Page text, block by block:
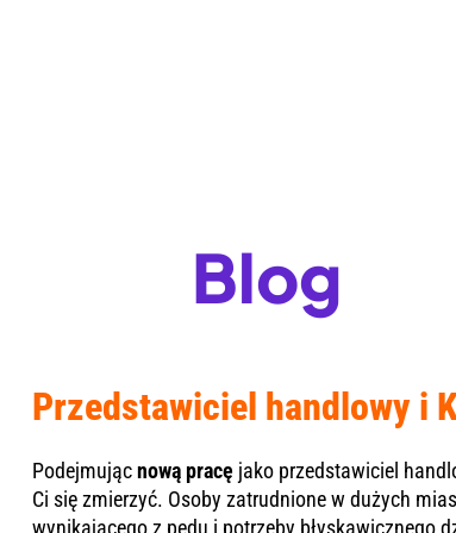
Blog
Przedstawiciel handlowy i
Podejmującnową pracę jako przedstawiciel
Ci się zmierzyć. Osoby zatrudnione w dużych
wynikającego z pędu i potrzeby błyskawicznego